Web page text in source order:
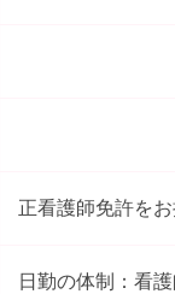
正看護師免許を
日勤の体制：看